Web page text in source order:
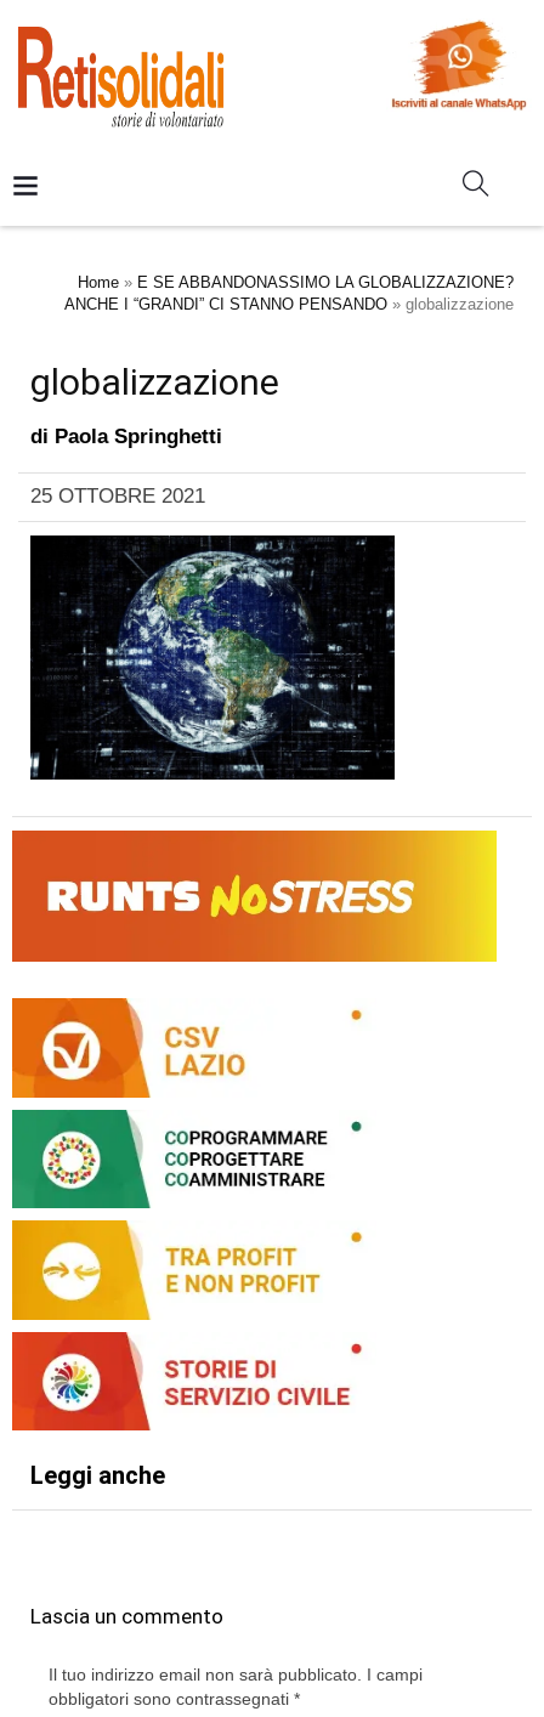
Home » E SE ABBANDONASSIMO LA GLOBALIZZAZIONE?
ANCHE I “GRANDI” CI STANNO PENSANDO » globalizzazione
globalizzazione
di Paola Springhetti
25 OTTOBRE 2021
Leggi anche
Lascia un commento
Il tuo indirizzo email non sarà pubblicato. I campi
obbligatori sono contrassegnati *